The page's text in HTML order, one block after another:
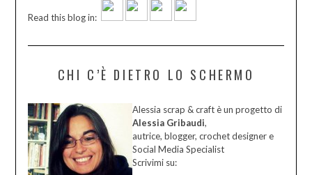
Read this blog in:
CHI C’È DIETRO LO SCHERMO
Alessia scrap & craft è un progetto di
Alessia Gribaudi,
autrice, blogger, crochet designer e
Social Media Specialist
Scrivimi su: